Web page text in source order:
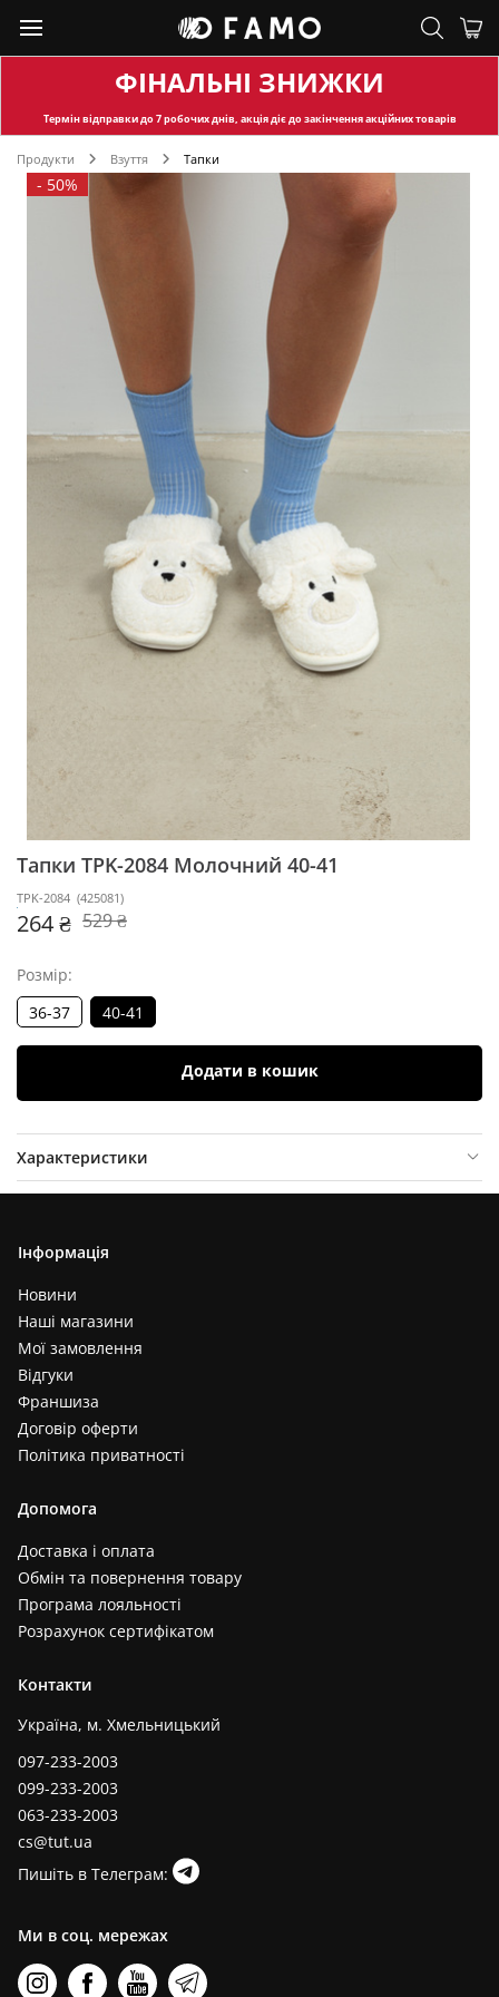
ФІНАЛЬНІ ЗНИЖКИ
Термін відправкидо 7 робочих днів, акція діє до закінчення акційних товарів
Продукти Взуття Тапки
- 50%
Тапки TPK-2084 Молочний 40-41
TPK-2084 (425081)
264 ₴ 529 ₴
Розмір:
36-37
40-41
Додати в кошик
Характеристики
Відгуки (0)
Інформація
Новини
Наші магазини
Мої замовлення
Відгуки
Франшиза
Договір оферти
Політика приватності
Допомога
Доставка і оплата
Обмін та повернення товару
Програма лояльності
Розрахунок сертифікатом
Контакти
Україна, м. Хмельницький
097-233-2003
099-233-2003
063-233-2003
cs@tut.ua
Пишіть в Телеграм:
Ми в соц. мережах